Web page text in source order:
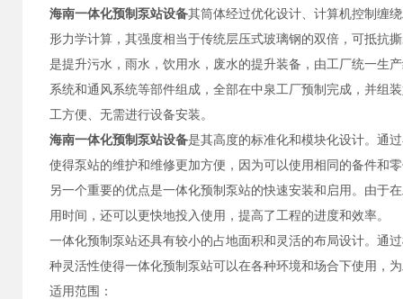
海南一体化预制泵站设备其筒体经过优化设计、计算机控制缠
形力学计算，其强度相当于传统层压式玻璃钢的双倍，可抵抗
是提升污水，雨水，饮用水，废水的提升装备，由工厂统一生
系统和通风系统等部件组成，全部在中泉工厂预制完成，并组
工方便、无需进行设备安装。
海南一体化预制泵站设备是其高度的标准化和模块化设计。通
使得泵站的维护和维修更加方便，因为可以使用相同的备件和
另一个重要的优点是一体化预制泵站的快速安装和启用。由于
用时间，还可以更快地投入使用，提高了工程的进度和效率。
一体化预制泵站还具有较小的占地面积和灵活的布局设计。通
种灵活性使得一体化预制泵站可以在各种环境和场合下使用，
适用范围：